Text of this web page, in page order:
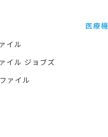
イル
イル ジョブズ
ァイル
医療